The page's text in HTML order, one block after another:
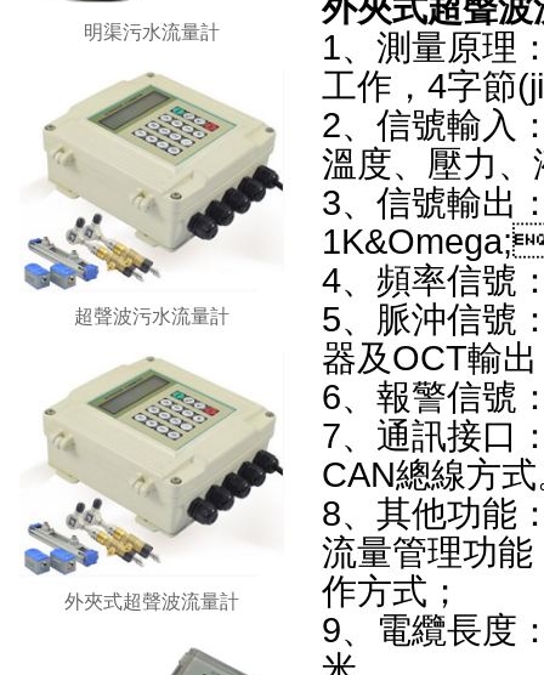
明渠污水流量計
超聲波污水流量計
外夾式超聲波流量計
外夾式超聲
1、測量原理
工作，4字節
2、信號輸入：
溫度、壓力
3、信號輸出
4、頻率信號
5、脈沖信
器及OCT輸出
6、報警信
7、通訊接
CAN總線方
8、其他功能
流量管理功能
作方式；
9、電纜長